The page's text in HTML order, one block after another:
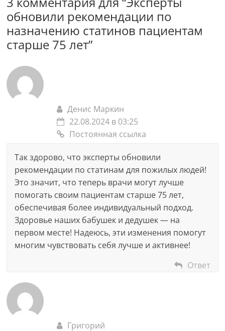
обновили рекомендации по
назначению статинов пациентам
старше 75 лет”
Денис Маркин
22.08.2024 в 03:25
Постоянная ссылка
Так здорово, что эксперты обновили
рекомендации по статинам для пожилых людей!
Это значит, что теперь врачи могут лучше
помогать своим пациентам старше 75 лет,
обеспечивая более индивидуальный подход.
Здоровье наших бабушек и дедушек — на
первом месте! Надеюсь, эти изменения помогут
многим чувствовать себя лучше и активнее!
Ответ
Григорий